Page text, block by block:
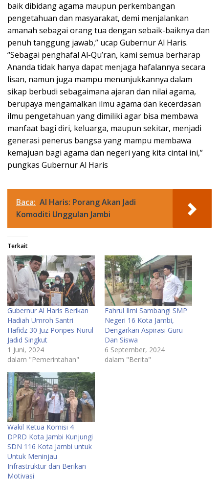
baik dibidang agama maupun perkembangan
pengetahuan dan masyarakat, demi menjalankan
amanah sebagai orang tua dengan sebaik-baiknya dan
penuh tanggung jawab,” ucap Gubernur Al Haris.
“Sebagai penghafal Al-Qu’ran, kami semua berharap
Ananda tidak hanya dapat menjaga hafalannya secara
lisan, namun juga mampu menunjukkannya dalam
sikap berbudi sebagaimana ajaran dan nilai agama,
berupaya mengamalkan ilmu agama dan kecerdasan
ilmu pengetahuan yang dimiliki agar bisa membawa
manfaat bagi diri, keluarga, maupun sekitar, menjadi
generasi penerus bangsa yang mampu membawa
kemajuan bagi agama dan negeri yang kita cintai ini,”
pungkas Gubernur Al Haris
Baca: Al Haris: Porang Akan Jadi
Komoditi Unggulan Jambi
Terkait
Gubernur Al Haris Berikan
Hadiah Umroh Santri
Hafidz 30 Juz Ponpes Nurul
Jadid Singkut
1 Juni, 2024
dalam "Pemerintahan"
Fahrul Ilmi Sambangi SMP
Negeri 16 Kota Jambi,
Dengarkan Aspirasi Guru
Dan Siswa
6 September, 2024
dalam "Berita"
Wakil Ketua Komisi 4
DPRD Kota Jambi Kunjungi
SDN 116 Kota Jambi untuk
Untuk Meninjau
Infrastruktur dan Berikan
Motivasi